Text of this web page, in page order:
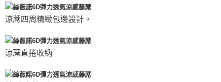
涼蓆四周精緻包邊設計。
涼蓆直捲收納